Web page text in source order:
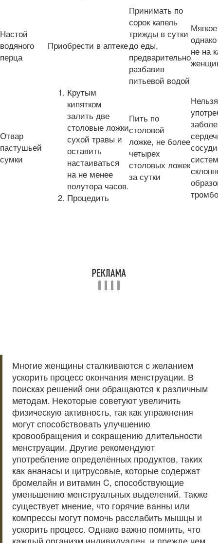
Настой
водяного
перца
Приобрести в аптеке
Принимать по
сорок капель
трижды в сутки
до еды,
предварительно
разбавив
питьевой водой
не на
Отвар
пастушьей
сумки
Крутым
кипятком
залить две
столовые ложки
сухой травы и
оставить
настаиваться
на не менее
полутора часов.
Процедить
Пить по
столовой
ложке, не более
четырех
столовых ложек
за сутки
Нельзя
Многие женщины сталкиваются с желанием
ускорить процесс окончания менструации. В
поисках решений они обращаются к различным
методам. Некоторые советуют увеличить
физическую активность, так как упражнения
могут способствовать улучшению
кровообращения и сокращению длительности
менструации. Другие рекомендуют
употребление определённых продуктов, таких
как ананасы и цитрусовые, которые содержат
бромелайн и витамин C, способствующие
уменьшению менструальных выделений. Также
существует мнение, что горячие ванны или
компрессы могут помочь расслабить мышцы и
ускорить процесс. Однако важно помнить, что